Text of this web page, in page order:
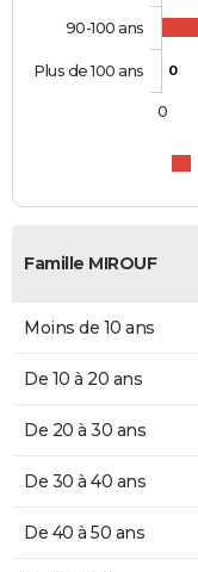
0
90-100 ans
Plus de 100 ans
0
Famille MIROUF
Moins de 10 ans
De 10 à 20 ans
De 20 à 30 ans
De 30 à 40 ans
De 40 à 50 ans